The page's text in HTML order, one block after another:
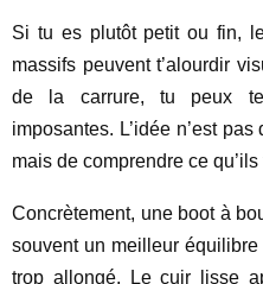
Si tu es plutôt petit ou fin,
massifs peuvent t’alourdir
de la carrure, tu peux
imposantes. L’idée n’est
mais de comprendre ce
Concrètement, une boot à
souvent un meilleur
trop allongé. Le cuir lisse